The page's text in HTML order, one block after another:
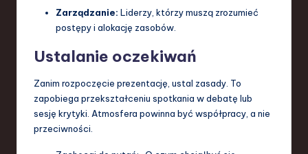
Zarządzanie: Liderzy, którzy muszą zrozumieć
postępy i alokację zasobów.
Ustalanie oczekiwań
Zanim rozpoczęcie prezentację, ustal zasady. To
zapobiega przekształceniu spotkania w debatę lub
sesję krytyki. Atmosfera powinna być współpracy, a nie
przeciwności.